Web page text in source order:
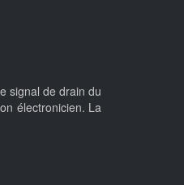
signal de drain du
électronicien. La